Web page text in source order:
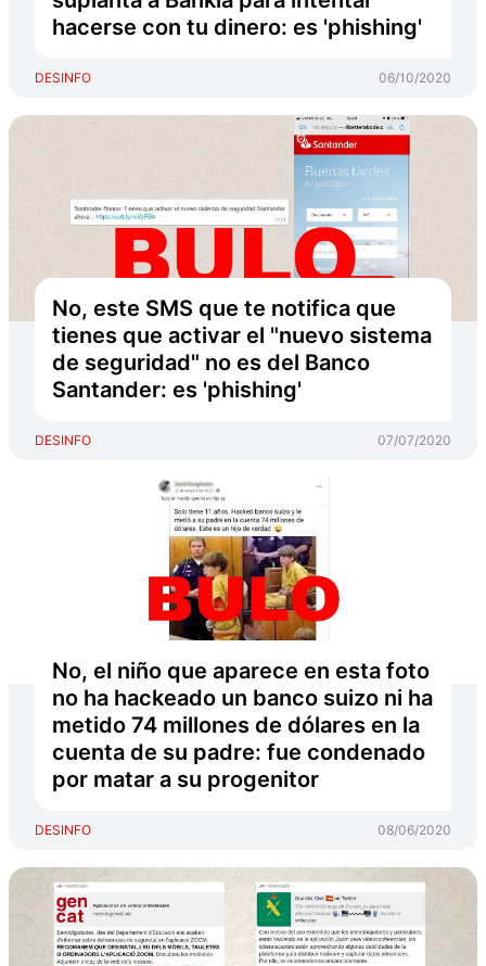
hacerse con tu dinero: es 'phishing'
DESINFO 06/10/2020
No, este SMS que te notifica que
tienes que activar el "nuevo sistema
de seguridad" no es del Banco
Santander: es 'phishing'
DESINFO 07/07/2020
No, el niño que aparece en esta foto
no ha hackeado un banco suizo ni ha
metido 74 millones de dólares en la
cuenta de su padre: fue condenado
por matar a su progenitor
DESINFO 08/06/2020